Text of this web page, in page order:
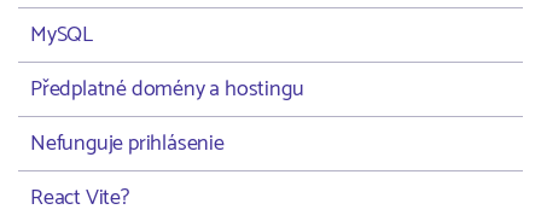
MySQL
Předplatné domény a hostingu
Nefunguje prihlásenie
React Vite?